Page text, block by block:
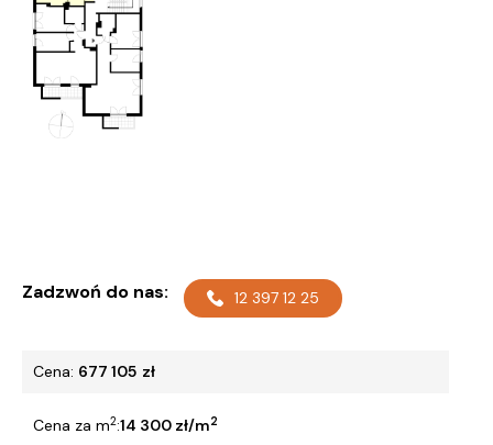
Zadzwoń do nas: 12 397 12 25
Cena: 677 105 zł
Cena za m2:14 300 zł/m2